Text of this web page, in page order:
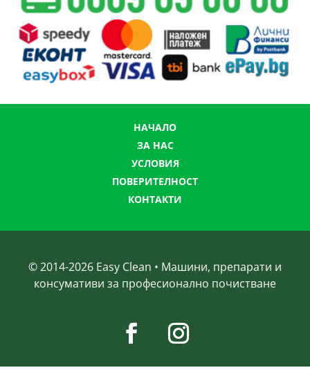
НАЧАЛО
ЗА НАС
УСЛОВИЯ
ПОВЕРИТЕЛНОСТ
КОНТАКТИ
© 2014-2026 Easy Clean • Машини, препарати и
консумативи за професионално почистване